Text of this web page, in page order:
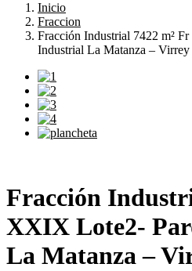
Inicio
Fraccion
Fracción Industrial 7422 m²
Industrial La Matanza –
Fracción
XXIX Lote2-
La Matanza –